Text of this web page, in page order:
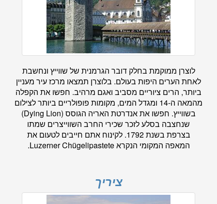
לוצרן ממוקמת בחלק דובר הגרמנית של שווייץ ונחשבת
לאחת הערים היפות בעולם. בלוצרן תמצאו מרכז עיר מעניין
ביותר, הרים ציוריים מסביב ואגם מרהיב. חפשו את הקפלה
מהמאה ה-14 ומגדל המים, מקומות פופולריים ביותר לצילום
בשווייץ. חפשו את אנדרטת האריה הגוסס (Dying Lion)
שנחצבה בסלע לזכר שכירי החרב השווייצרים שמתו
בצרפת בשנת 1792. לקינוח אתם חייבים לטעום את
המאפה המקומי הנקרא Luzerner Chügelipastete.
ציריך